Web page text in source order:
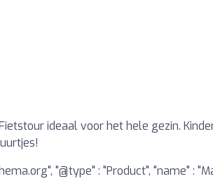
ideaal voor het hele gezin.
"@type" : "Product", "name" :